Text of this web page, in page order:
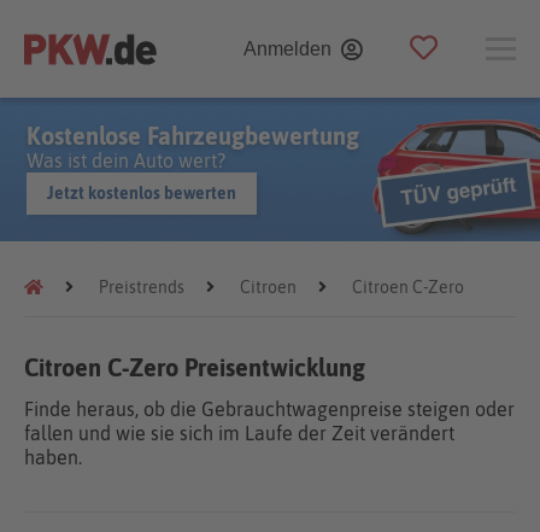
Anmelden
Kostenlose Fahrzeugbewertung
Was ist dein Auto wert?
Jetzt kostenlos bewerten
Preistrends Citroen Citroen C-Zero
Citroen C-Zero Preisentwicklung
Finde heraus, ob die Gebrauchtwagenpreise steigen oder
fallen und wie sie sich im Laufe der Zeit verändert
haben.